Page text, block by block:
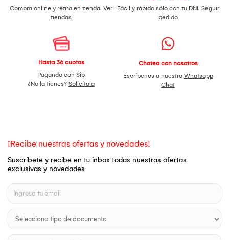
Compra online y retira en tienda. Ver
tiendas
Fácil y rápido sólo con tu DNI. Seguir
pedido
Hasta 36 cuotas
Pagando con Sip
¿No la tienes? Solicítala
Chatea con nosotros
Escríbenos a nuestro Whatsapp
Chat
¡Recibe nuestras ofertas y novedades!
Suscríbete y recibe en tu inbox todas nuestras ofertas
exclusivas y novedades